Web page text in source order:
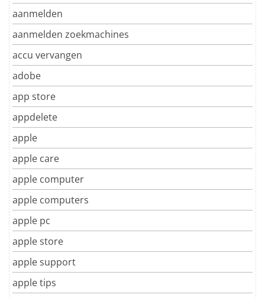
aanmelden
aanmelden zoekmachines
accu vervangen
adobe
app store
appdelete
apple
apple care
apple computer
apple computers
apple pc
apple store
apple support
apple tips